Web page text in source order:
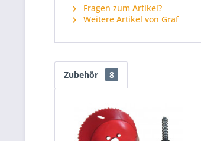
Fragen zum Artikel?
Weitere Artikel von Graf
Zubehör 8